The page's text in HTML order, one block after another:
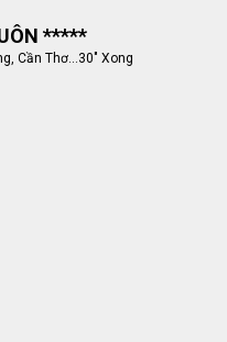
*****
Cần Thơ...30" Xong